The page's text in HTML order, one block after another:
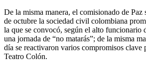
De la misma manera, el comisionado de Paz
de octubre la sociedad civil colombiana
la que se convocó, según el alto funcionario
una jornada de “no matarás”; de la misma
día se reactivaron varios compromisos clave
Teatro Colón.